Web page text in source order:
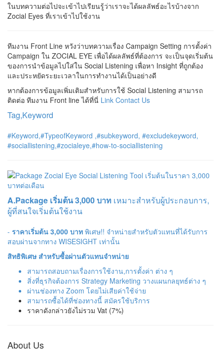
ในบทความต่อไปจะเข้าไปเรียนรู้ว่าเราจะได้ผลลัพธ์อะไรบ้างจาก
Zocial Eyes ที่เราเข้าไปใช้งาน
ทีมงาน Front Line หวังว่าบทความเรื่อง Campaign Setting การตั้งค่า
Campaign ใน ZOCIAL EYE เพื่อได้ผลลัพธ์ที่ต้องการ จะเป็นจุดเริ่มต้น
ของการนำข้อมูลไปใส่ใน Social Listening เพื่อหา Insight ที่ถูกต้อง
และประหยัดระยะเวลาในการทำงานได้เป็นอย่างดี
หากต้องการข้อมูลเพิ่มเติมสำหรับการใช้ Social Listening สามารถ
ติดต่อ ทีมงาน Front line ได้ที่นี่ Link Contact Us
Tag,Keyword
#Keyword,#TypeofKeyword ,#subkeyword, #excludekeyword,
#sociallistening,#zocialeye,#how-to-sociallistening
A.Package เริ่มต้น 3,000 บาท เหมาะสำหรับผู้ประกอบการ,
ผู้ที่สนใจเริ่มต้นใช้งาน
- ราคาเริ่มต้น 3,000 บาท พิเศษ!! จำหน่ายสำหรับตัวแทนที่ได้รับการ
สอบผ่านจากทาง WISESIGHT เท่านั้น
สิทธิพิเศษ สำหรับซื้อผ่านตัวแทนจำหน่าย
สามารถสอบถามเรื่องการใช้งาน,การตั้งค่า ต่าง ๆ
สิ่งที่ธุรกิจต้องการ Strategy Marketing วางแผนกลยุทธ์ต่าง ๆ
ผ่านช่องทาง Zoom โดยไม่เสียค่าใช้จ่าย
สามารถซื้อได้ที่ช่องทางนี้ สมัครใช้บริการ
ราคาดังกล่าวยังไม่รวม Vat (7%)
About Us